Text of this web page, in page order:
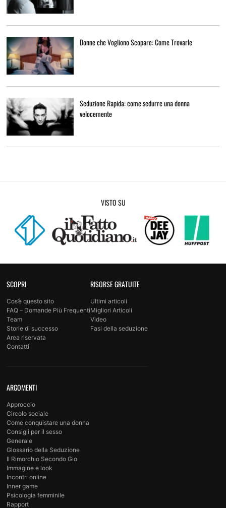
Donne che Vogliono Scopare: Come Trovarle
Seduzione Rapida: come sedurre una donna
velocemente
VISTO SU
SCOPRI
Cos’è questo sito
FAQ – Domande Più Frequenti
Team
Storie di successo
Area riservata
Contatti
RISORSE GRATUITE
Ultimi articoli
Migliori Articoli
Video
Fasi della seduzione
ARGOMENTI
Approccio
Circolo sociale
Come conquistare una donna
Consigli per il sesso
Generale
Glossario della Seduzione
Il Rimorchio Secondo Gio
Immagine e look
Incontri online
Inner game
Psicologia femminile
Rapport